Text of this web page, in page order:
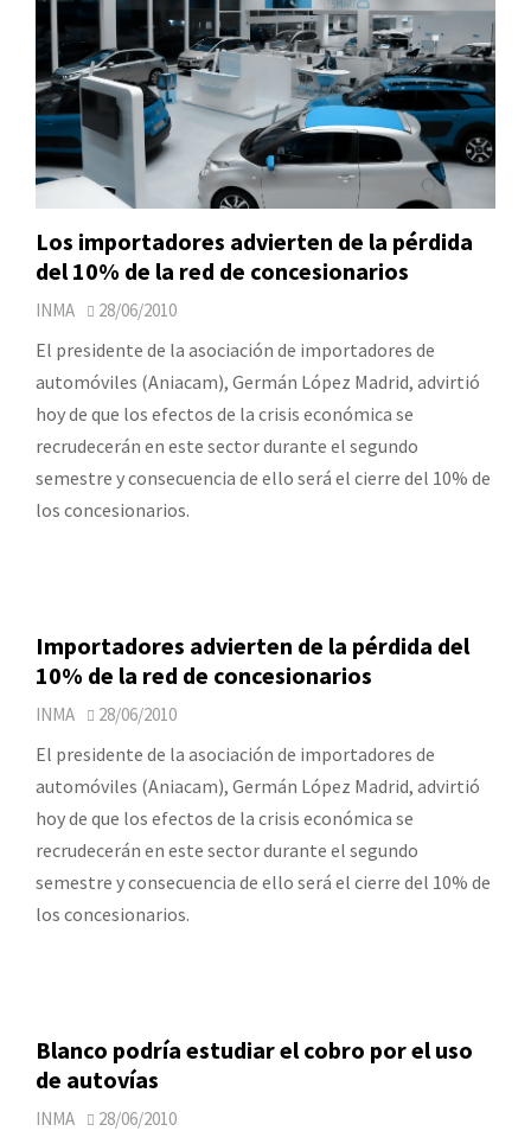
Los importadores advierten de la pérdida
del 10% de la red de concesionarios
INMA 28/06/2010
El presidente de la asociación de importadores de
automóviles (Aniacam), Germán López Madrid, advirtió
hoy de que los efectos de la crisis económica se
recrudecerán en este sector durante el segundo
semestre y consecuencia de ello será el cierre del 10% de
los concesionarios.
Importadores advierten de la pérdida del
10% de la red de concesionarios
INMA 28/06/2010
El presidente de la asociación de importadores de
automóviles (Aniacam), Germán López Madrid, advirtió
hoy de que los efectos de la crisis económica se
recrudecerán en este sector durante el segundo
semestre y consecuencia de ello será el cierre del 10% de
los concesionarios.
Blanco podría estudiar el cobro por el uso
de autovías
INMA 28/06/2010